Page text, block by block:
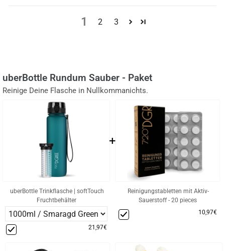
1 2 3
uberBottle Rundum Sauber - Paket
Reinige Deine Flasche in Nullkommanichts.
uberBottle Trinkflasche | softTouch
Fruchtbehälter
21,97€
+
Reinigungstabletten mit Aktiv-
Sauerstoff - 20 pieces
10,97€